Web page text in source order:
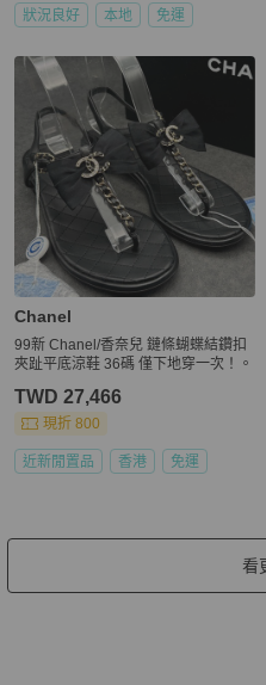
狀況良好 本地 免運
Chanel
99新 Chanel/香奈兒 鏈條蝴蝶結鑽扣
夾趾平底涼鞋 36碼 僅下地穿一次！。
TWD 27,466
現折 800
近新閒置品 香港 免運
看